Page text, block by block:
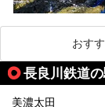
おす
長良川鉄道
美濃太田